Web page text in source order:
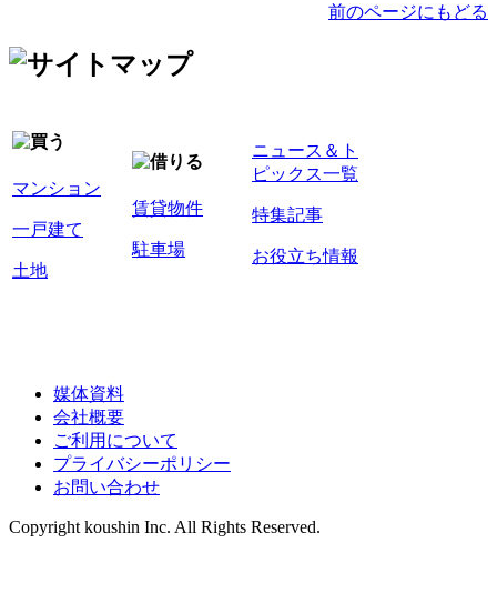
前のページにもどる
マンション
一戸建て
土地
賃貸物件
駐車場
ニュース＆ト
ピックス一覧
特集記事
お役立ち情報
媒体資料
会社概要
ご利用について
プライバシーポリシー
お問い合わせ
Copyright koushin Inc. All Rights Reserved.